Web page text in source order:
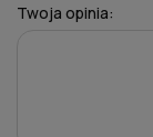
Twoja opinia: